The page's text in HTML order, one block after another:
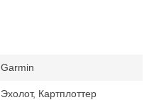
Garmin
Эхолот, Картплоттер